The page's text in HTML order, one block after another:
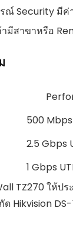
ณ์ Security มีค่
มีสาขาหรือ
500
2.5 Gbps
1 Gbps
TZ270 ให้
ด Hikvision